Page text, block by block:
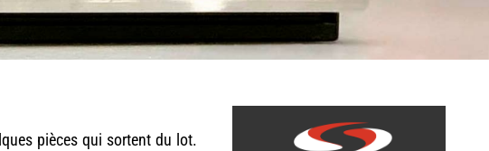
pièces qui sortent du lot.